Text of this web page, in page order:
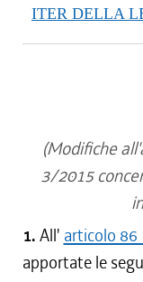
ITER DELLA
(Modifiche
3/2015
1. All' articolo
apportate le